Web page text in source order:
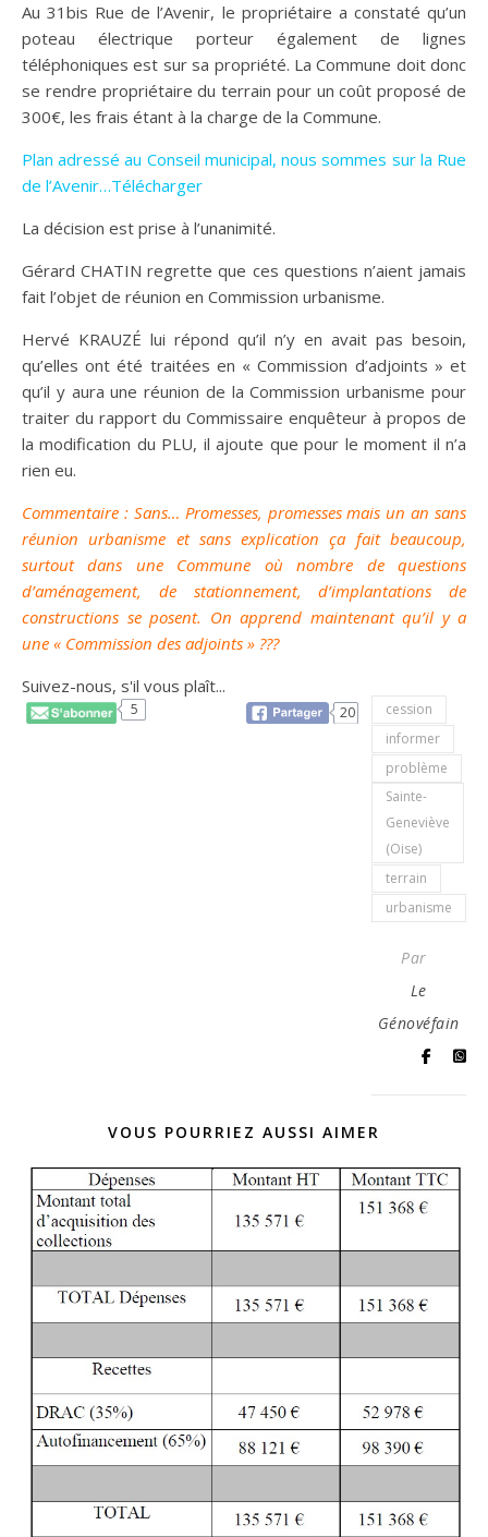
Au 31bis Rue de l’Avenir, le propriétaire a constaté qu’un
poteau électrique porteur également de lignes
téléphoniques est sur sa propriété. La Commune doit donc
se rendre propriétaire du terrain pour un coût proposé de
300€, les frais étant à la charge de la Commune.
Plan adressé au Conseil municipal, nous sommes sur la Rue
de l’Avenir…Télécharger
La décision est prise à l’unanimité.
Gérard CHATIN regrette que ces questions n’aient jamais
fait l’objet de réunion en Commission urbanisme.
Hervé KRAUZÉ lui répond qu’il n’y en avait pas besoin,
qu’elles ont été traitées en « Commission d’adjoints » et
qu’il y aura une réunion de la Commission urbanisme pour
traiter du rapport du Commissaire enquêteur à propos de
la modification du PLU, il ajoute que pour le moment il n’a
rien eu.
Commentaire : Sans… Promesses, promesses mais un an sans
réunion urbanisme et sans explication ça fait beaucoup,
surtout dans une Commune où nombre de questions
d’aménagement, de stationnement, d’implantations de
constructions se posent. On apprend maintenant qu’il y a
une « Commission des adjoints » ???
Suivez-nous, s'il vous plaît...
5 20
cession
informer
problème
Sainte-
Geneviève
(Oise)
terrain
urbanisme
Par
Le
Génovéfain
VOUS POURRIEZ AUSSI AIMER